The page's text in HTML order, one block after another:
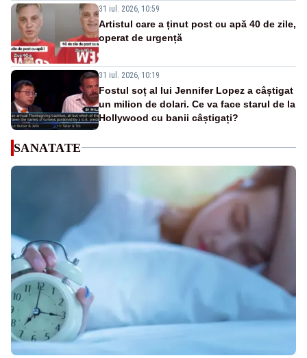
31 iul. 2026, 10:59
Artistul care a ținut post cu apă 40 de zile,
operat de urgență
31 iul. 2026, 10:19
Fostul soț al lui Jennifer Lopez a câștigat
un milion de dolari. Ce va face starul de la
Hollywood cu banii câștigați?
SANATATE